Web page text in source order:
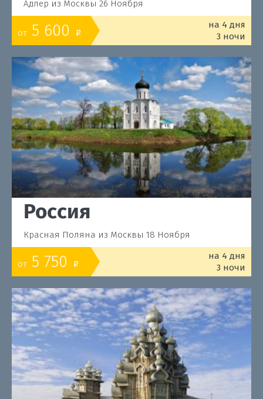
Адлер из Москвы 26 Ноября
от 5 600 o
на 4 дня
3 ночи
Россия
Красная Поляна из Москвы 18 Ноября
от 5 750 o
на 4 дня
3 ночи